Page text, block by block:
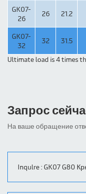
GK07-
26
26 21.2
GK07-
32
32 31.5
Ultimate load is 4 times
Запрос
На ваше обращение